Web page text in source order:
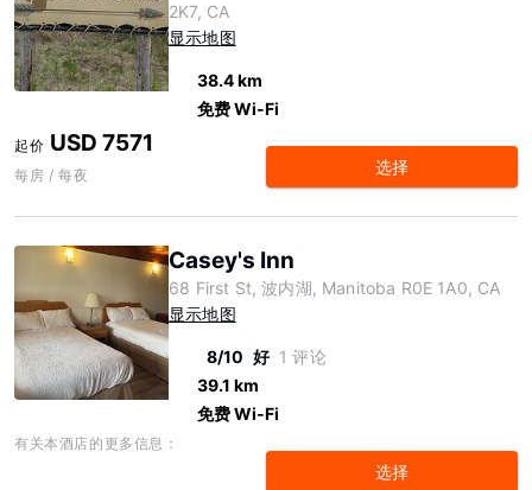
2K7, CA
显示地图
38.4 km
免费 Wi-Fi
起价 USD 7571
每房 / 每夜 选择
Casey's Inn
68 First St, 波内湖, Manitoba R0E 1A0, CA
显示地图
8/10 好 1 评论
39.1 km
免费 Wi-Fi
有关本酒店的更多信息：
选择